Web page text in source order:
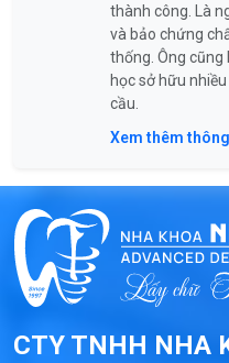
thành công. Là
và bảo chứng
thống. Ông cũng
học sở hữu
cầu.
Xem thêm thông
CTY TNHH NHA